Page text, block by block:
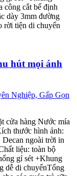
công cắt bế định
dày 3mm đường
rời tiện di chuyển
hút mọi ánh
cửa hàng Nước mía
thước hình ảnh:
ngoài trời in
liệu: toàn bộ
gỉ sét +Khung
dễ di chuyểnTổng